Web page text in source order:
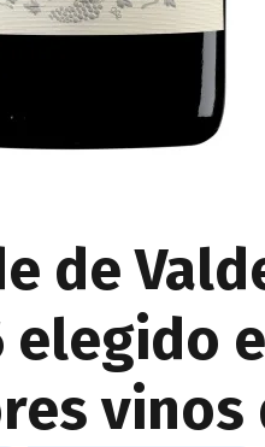
de
elegido
vinos